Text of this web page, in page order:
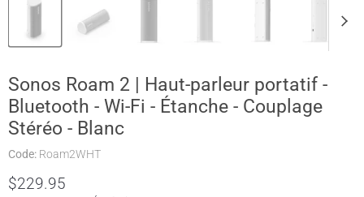
Sonos Roam 2 | Haut-parleur portatif -
Bluetooth - Wi-Fi - Étanche - Couplage
Stéréo - Blanc
Code: Roam2WHT
$229.95